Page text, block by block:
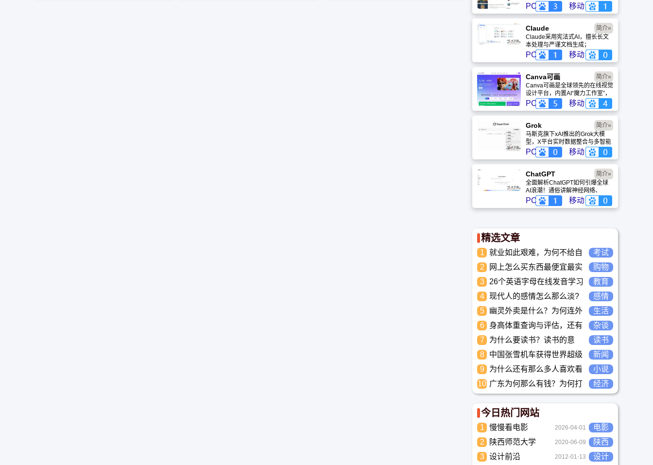
户需求的综合性游戏门户网站，电
玩巴士是一个全面的综合性游戏门
户，专注于为全球玩家提供主机、
PC及移动端游戏的全方位资讯。
PC 移动
Claude
Claude采用宪法式AI，擅长长文
本处理与严谨文档生成；
ChatGPT基于RLHF，在复杂推
理、代码与快速迭代上占优。两者
定位不同，各有千秋。
PC 移动
简介»
Canva可画
Canva可画是全球领先的在线视觉
设计平台，内置AI“魔力工作室”，
提供海量正版模板与素材。无论是
自媒体封面、企业海报还是PPT，
零基础用户也能轻松实现专业级创
作，让设计触手可及。
PC 移动
简介»
Grok
马斯克旗下xAI推出的Grok大模
型，X平台实时数据整合与多智能
体协作的核心优势。针对其中文能
力、隐私安全及幻觉问题等高频疑
问进行客观解答，提供AI选型参
考。
PC 移动
简介»
ChatGPT‌
全面解析ChatGPT如何引爆全球
AI浪潮！通俗讲解神经网络、
Transformer与RLHF核心技术，
带您轻松看懂大语言模型如何重塑
PC 移动
简介»
精选文章
1
就业如此艰难，为何不给自
己学习考试充电，学一技之
长，胜过万贯家财
考试
2
网上怎么买东西最便宜最实
惠?
购物
3
26个英语字母在线发音学习
_儿童英语启蒙大全
教育
4
现代人的感情怎么那么淡?
未来又应该如何面对这人情
淡如水的局面呢
感情
5
幽灵外卖是什么？为何连外
卖骑手都看不下去要举报？
生活
6
身高体重查询与评估，还有
儿童身高体重标准平均值表
与全国各省身高体重平均值
表
杂谈
7
为什么要读书？读书的意
义？怎么教育孩子读书？
读书
8
中国张雪机车获得世界超级
摩托车锦标赛冠军
新闻
9
为什么还有那么多人喜欢看
小说？小说到底有什么魅力
长盛不衰？
小说
10 广东为何那么有钱？为何打
工都到广东去，广东连续37
经济
今日热门网站
1 慢慢看电影 2026-04-01
电影
2
陕西师范大学 2020-06-09
陕西
3
设计前沿 2012-01-13 设计